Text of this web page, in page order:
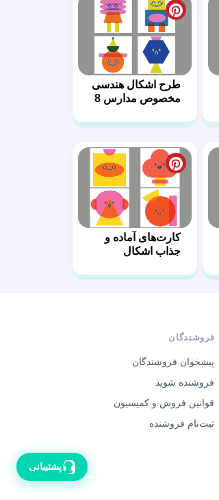
طرح اشکال هندسی
مخصوص مدارس 8
کارت‌های آماده و
جذاب اشکال
فروشندگان
پیشخوان فروشندگان
فروشنده شوید
قوانین فروش و کمیسیون
ثبت‌نام فروشنده
پشتیبانی